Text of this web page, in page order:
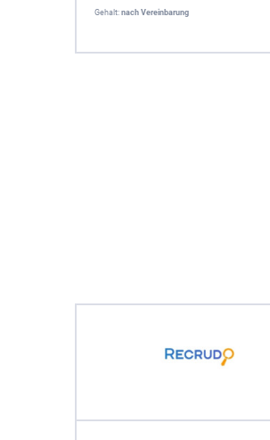
Gehalt: nach Vereinbarung